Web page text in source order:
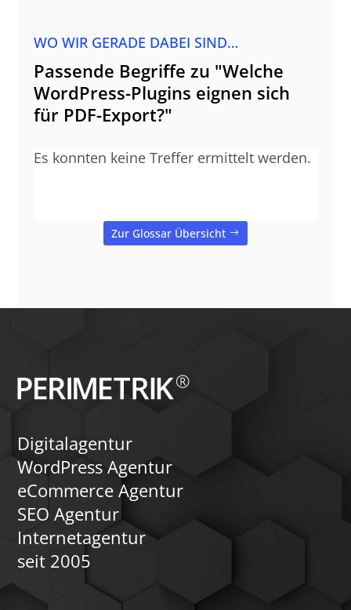
WO WIR GERADE DABEI SIND…
Passende Begriffe zu "Welche
WordPress-Plugins eignen sich
für PDF-Export?"
Es konnten keine Treffer ermittelt werden.
Zur Glossar Übersicht
Digitalagentur
WordPress Agentur
eCommerce Agentur
SEO Agentur
Internetagentur
seit 2005